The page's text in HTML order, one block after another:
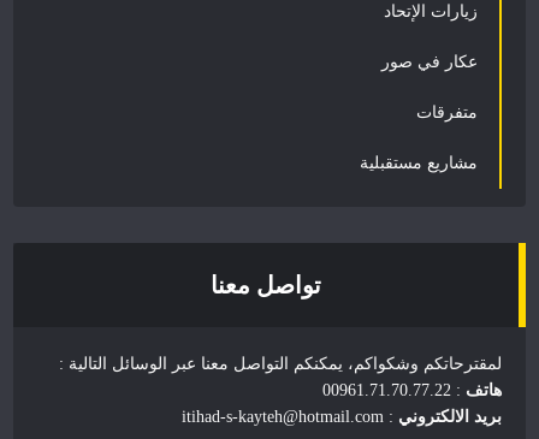
زيارات الإتحاد
عكار في صور
متفرقات
مشاريع مستقبلية
تواصل معنا
لمقترحاتكم وشكواكم، يمكنكم التواصل معنا عبر الوسائل التالية :
هاتف : 00961.71.70.77.22
بريد الالكتروني : itihad-s-kayteh@hotmail.com